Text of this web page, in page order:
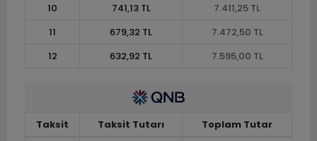
10
741,13 TL
7.411,25 TL
11
679,32 TL
7.472,50 TL
12
632,92 TL 7.595,00 TL
Taksit Taksit Tutarı
Toplam Tutar